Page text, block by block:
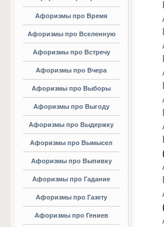
Афоризмы про Время
Афоризмы про Вселенную
Афоризмы про Встречу
Афоризмы про Вчера
Афоризмы про Выборы
Афоризмы про Выгоду
Афоризмы про Выдержку
Афоризмы про Вымысел
Афоризмы про Выпивку
Афоризмы про Гадание
Афоризмы про Газету
Афоризмы про Гениев